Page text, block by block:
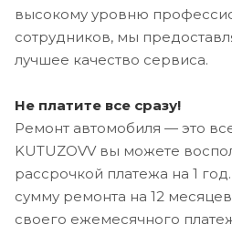
высокому уровню
сотрудников, мы
лучшее качество сервиса.
Не платите все сразу!
Ремонт автомобиля — это
KUTUZOVV вы можете
рассрочкой платежа на 1
сумму ремонта на 12
своего ежемесячного